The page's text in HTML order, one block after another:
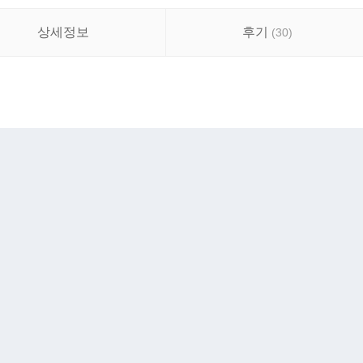
상세정보 후기 (30)